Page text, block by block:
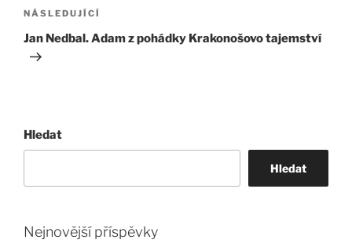
Následující
příspěvek
NÁSLEDUJÍCÍ
Jan Nedbal. Adam z pohádky Krakonošovo tajemství
Hledat
Hledat
Nejnovější příspěvky